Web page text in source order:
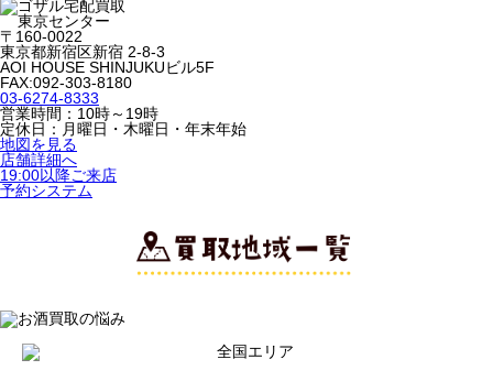
〒160-0022
東京都新宿区新宿 2-8-3
AOI HOUSE SHINJUKUビル5F
FAX:092-303-8180
03-6274-8333
営業時間：10時～19時
定休日：月曜日・木曜日・年末年始
地図を見る
店舗詳細へ
19:00以降ご来店
予約システム